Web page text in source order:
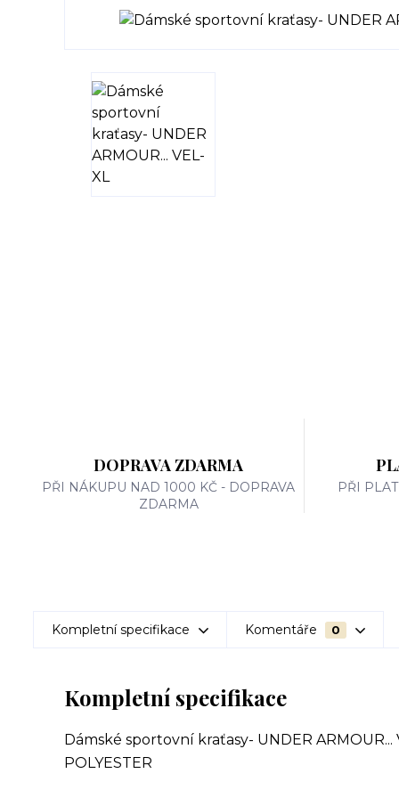
DOPRAVA ZDARMA
PŘI NÁKUPU NAD 1000 KČ - DOPRAVA
ZDARMA
PŘI
Kompletní specifikace Komentáře 0
Kompletní specifikace
Dámské sportovní kraťasy- UNDER ARMOUR...
POLYESTER